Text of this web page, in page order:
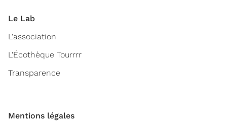
Le Lab
L'association
L'Écothèque Tourrrr
Transparence
Mentions légales